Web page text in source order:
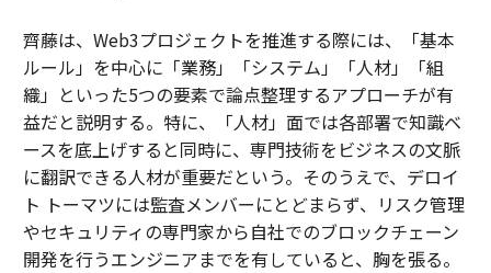
齊藤は、Web3プロジェクトを推進する際には、「基本
ルール」を中心に「業務」「システム」「人材」「組
織」といった5つの要素で論点整理するアプローチが有
益だと説明する。特に、「人材」面では各部署で知識ベ
ースを底上げすると同時に、専門技術をビジネスの文脈
に翻訳できる人材が重要だという。そのうえで、デロイ
ト トーマツには監査メンバーにとどまらず、リスク管理
やセキュリティの専門家から自社でのブロックチェーン
開発を行うエンジニアまでを有していると、胸を張る。